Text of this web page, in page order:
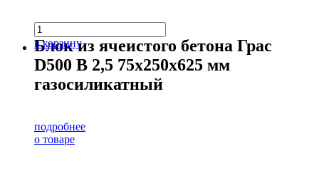
в корзину
Блок из ячеистого бетона Грас
D500 В 2,5 75х250х625 мм
газосиликатный
подробнее
о товаре